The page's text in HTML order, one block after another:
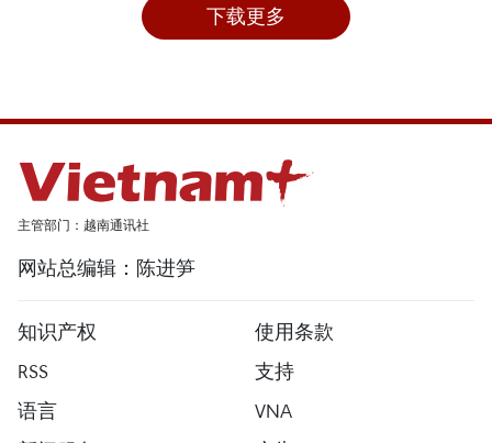
下载更多
主管部门：越南通讯社
网站总编辑：陈进笋
知识产权
使用条款
RSS
支持
语言
VNA